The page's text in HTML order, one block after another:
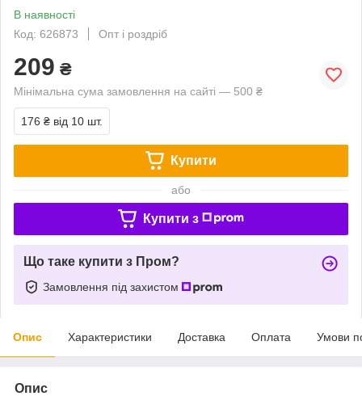
В наявності
Код: 626873
Опт і роздріб
209 ₴
Мінімальна сума замовлення на сайті — 500 ₴
176 ₴ від 10 шт.
Купити
або
Купити з
Що таке купити з Пром?
Замовлення під захистом
Опис Характеристики Доставка Оплата Умови
Опис